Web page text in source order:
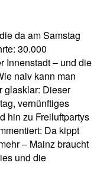
da am Samstag
30.000
Innenstadt – und die
naiv kann man
glasklar: Dieser
vernünftiges
hin zu Freiluftpartys
Da kippt
– Mainz braucht
und die